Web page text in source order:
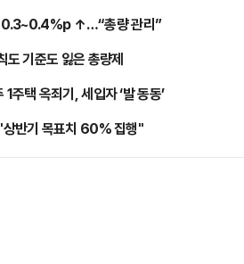
0.3~0.4%p ↑…“총량 관리”
기준도 잃은 총량제
택 옥죄기, 세입자 ‘발 동동’
반기 목표치 60% 집행"